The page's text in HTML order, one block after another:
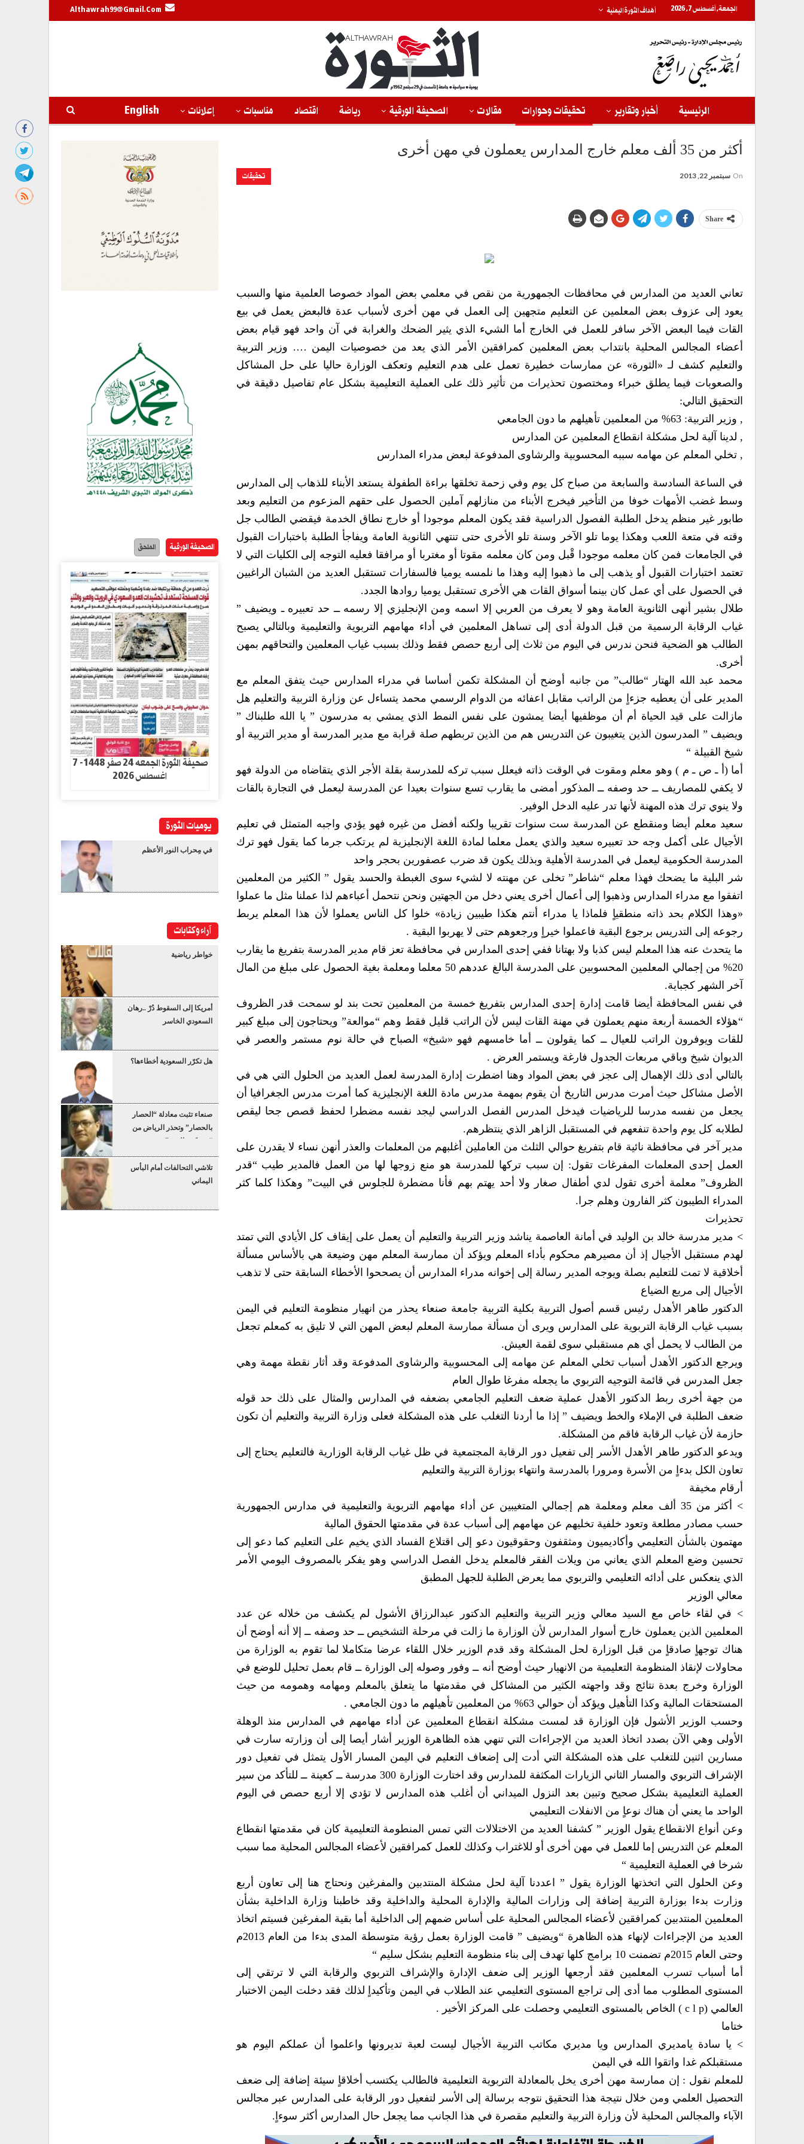
الجمعة, أغسطس 7, 2026 أهداف الثورة اليمنية Althawrah99@gmail.com
الرئيسية أخبار وتقارير تحقيقات وحوارات مقالات الصحيفة الورقية رياضة اقتصاد مناسبات إعلانات English
أكثر من 35 ألف معلم خارج المدارس يعملون في مهن أخرى
تحقيقات On سبتمبر 22, 2013
Share
تعاني العديد من المدارس في محافظات الجمهورية من نقص في معلمي بعض المواد خصوصا العلمية منها والسبب
يعود إلى عزوف بعض المعلمين عن التعليم متجهين إلى العمل في مهن أخرى لأسباب عدة فالبعض يعمل في بيع
القات فيما البعض الآخر سافر للعمل في الخارج أما الشيء الذي يثير الضحك والغرابة في آن واحد فهو قيام بعض
أعضاء المجالس المحلية بانتداب بعض المعلمين كمرافقين الأمر الذي يعد من خصوصيات اليمن …. وزير التربية
والتعليم كشف لـ «الثورة» عن ممارسات خطيرة تعمل على هدم التعليم وتعكف الوزارة حاليا على حل المشاكل
والصعوبات فيما يطلق خبراء ومختصون تحذيرات من تأثير ذلك على العملية التعليمية بشكل عام تفاصيل دقيقة في
التحقيق التالي:
, وزير التربية: 63% من المعلمين تأهيلهم ما دون الجامعي
, لدينا آلية لحل مشكلة انقطاع المعلمين عن المدارس
, تخلي المعلم عن مهامه سببه المحسوبية والرشاوى المدفوعة لبعض مدراء المدارس
في الساعة السادسة والسابعة من صباح كل يوم وفي زحمة تخلقها براءة الطفولة يستعد الأبناء للذهاب إلى المدارس
وسط غضب الأمهات خوفا من التأخير فيخرج الأبناء من منازلهم آملين الحصول على حقهم المزعوم من التعليم وبعد
طابور غير منظم يدخل الطلبة الفصول الدراسية فقد يكون المعلم موجودا أو خارج نطاق الخدمة فيقضي الطالب جل
وقته في متعة اللعب وهكذا يوما تلو الآخر وسنة تلو الأخرى حتى تنتهي الثانوية العامة ويفاجأ الطلبة باختبارات القبول
في الجامعات فمن كان معلمه موجودا قْبل ومن كان معلمه مقوتا أو مغتربا أو مرافقا فعليه التوجه إلى الكليات التي لا
تعتمد اختبارات القبول أو يذهب إلى ما ذهبوا إليه وهذا ما نلمسه يوميا فالسفارات تستقبل العديد من الشبان الراغبين
في الحصول على أي عمل كان بينما أسواق القات هي الأخرى تستقبل يوميا روادها الجدد.
طلال بشير أنهى الثانوية العامة وهو لا يعرف من العربي إلا اسمه ومن الإنجليزي إلا رسمه ــ حد تعبيره ـ ويضيف ”
غياب الرقابة الرسمية من قبل الدولة أدى إلى تساهل المعلمين في أداء مهامهم التربوية والتعليمية وبالتالي يصبح
الطالب هو الضحية فنحن ندرس في اليوم من ثلاث إلى أربع حصص فقط وذلك بسبب غياب المعلمين والتحاقهم بمهن
أخرى.
محمد عبد الله الهتار “طالب” من جانبه أوضح أن المشكلة تكمن أساسا في مدراء المدارس حيث يتفق المعلم مع
المدير على أن يعطيه جزءاٍ من الراتب مقابل اعفائه من الدوام الرسمي محمد يتساءل عن وزارة التربية والتعليم هل
مازالت على قيد الحياة أم أن موظفيها أيضا يمشون على نفس النمط الذي يمشي به مدرسون ” يا الله طلبناك ”
ويضيف ” المدرسون الذين يتغيبون عن التدريس هم من الذين تربطهم صلة قرابة مع مدير المدرسة أو مدير التربية أو
شيخ القبيلة “
أما (أ ـ ص ـ م ) وهو معلم ومقوت في الوقت ذاته فيعلل سبب تركه للمدرسة بقلة الأجر الذي يتقاضاه من الدولة فهو
لا يكفي للمصاريف ــ حد وصفه ــ المذكور أمضى ما يقارب تسع سنوات بعيدا عن المدرسة ليعمل في التجارة بالقات
ولا ينوي ترك هذه المهنة لأنها تدر عليه الدخل الوفير.
سعيد معلم أيضا ومنقطع عن المدرسة ست سنوات تقريبا ولكنه أفضل من غيره فهو يؤدي واجبه المتمثل في تعليم
الأجيال على أكمل وجه حد تعبيره سعيد والذي يعمل معلما لمادة اللغة الإنجليزية لم يرتكب جرما كما يقول فهو ترك
المدرسة الحكومية ليعمل في المدرسة الأهلية وبذلك يكون قد ضرب عصفورين بحجر واحد
شر البلية ما يضحك فهذا معلم “شاطر” تخلى عن مهنته لا لشيء سوى الغبطة والحسد يقول ” الكثير من المعلمين
اتفقوا مع مدراء المدارس وذهبوا إلى أعمال أخرى يعني دخل من الجهتين ونحن نتحمل أعباءهم لذا عملنا مثل ما عملوا
«وهذا الكلام بحد ذاته منطقياٍ فلماذا يا مدراء أنتم هكذا طيبين زيادة» خلوا كل الناس يعملوا لأن هذا المعلم يربط
رجوعه إلى التدريس برجوع البقية فاعملوا خيراٍ ورجعوهم حتى لا يهربوا البقية .
ما يتحدث عنه هذا المعلم ليس كذبا ولا بهتانا ففي إحدى المدارس في محافظة تعز قام مدير المدرسة بتفريغ ما يقارب
20% من إجمالي المعلمين المحسوبين على المدرسة البالغ عددهم 50 معلما ومعلمة بغية الحصول على مبلغ من المال
آخر الشهر كجباية.
في نفس المحافظة أيضا قامت إدارة إحدى المدارس بتفريغ خمسة من المعلمين تحت بند لو سمحت قدر الظروف
“هؤلاء الخمسة أربعة منهم يعملون في مهنة القات ليس لأن الراتب قليل فقط وهم “موالعة” ويحتاجون إلى مبلغ كبير
للقات ويوفرون الراتب للعيال ــ كما يقولون ــ أما خامسهم فهو «شيخ» الصباح في حالة نوم مستمر والعصر في
الديوان شيخ وباقي مربعات الجدول فارغة ويستمر العرض .
بالتالي أدى ذلك الإهمال إلى عجز في بعض المواد وهنا اضطرت إدارة المدرسة لعمل العديد من الحلول التي هي في
الأصل مشاكل حيث أمرت مدرس التاريخ أن يقوم بمهمة مدرس مادة اللغة الإنجليزية كما أمرت مدرس الجغرافيا أن
يجعل من نفسه مدرسا للرياضيات فيدخل المدرس الفصل الدراسي ليجد نفسه مضطرا لحفظ قصص جحا ليقص
لطلابه كل يوم واحدة تنفعهم في المستقبل الزاهر الذي ينتظرهم.
مدير آخر في محافظة نائية قام بتفريغ حوالي الثلث من العاملين أغلبهم من المعلمات والعذر أنهن نساء لا يقدرن على
العمل إحدى المعلمات المفرغات تقول: إن سبب تركها للمدرسة هو منع زوجها لها من العمل فالمدير طيب “قدر
الظروف” معلمة أخرى تقول لدي أطفال صغار ولا أحد يهتم بهم فأنا مضطرة للجلوس في البيت” وهكذا كلما كثر
المدراء الطيبون كثر الفارون وهلم جرا.
تحذيرات
> مدير مدرسة خالد بن الوليد في أمانة العاصمة يناشد وزير التربية والتعليم أن يعمل على إيقاف كل الأيادي التي تمتد
لهدم مستقبل الأجيال إذ أن مصيرهم محكوم بأداء المعلم ويؤكد أن ممارسة المعلم مهن وضيعة هي بالأساس مسألة
أخلاقية لا تمت للتعليم بصلة ويوجه المدير رسالة إلى إخوانه مدراء المدارس أن يصححوا الأخطاء السابقة حتى لا تذهب
الأجيال إلى مربع الضياع
الدكتور طاهر الأهدل رئيس قسم أصول التربية بكلية التربية جامعة صنعاء يحذر من انهيار منظومة التعليم في اليمن
بسبب غياب الرقابة التربوية على المدارس ويرى أن مسألة ممارسة المعلم لبعض المهن التي لا تليق به كمعلم تجعل
من الطالب لا يحمل أي هم مستقبلي سوى لقمة العيش.
ويرجع الدكتور الأهدل أسباب تخلي المعلم عن مهامه إلى المحسوبية والرشاوى المدفوعة وقد أثار نقطة مهمة وهي
جعل المدرس في قائمة التوجيه التربوي ما يجعله مفرغا طوال العام
من جهة أخرى ربط الدكتور الأهدل عملية ضعف التعليم الجامعي بضعفه في المدارس والمثال على ذلك حد قوله
ضعف الطلبة في الإملاء والخط ويضيف ” إذا ما أردنا التغلب على هذه المشكلة فعلى وزارة التربية والتعليم أن تكون
حازمة لأن غياب الرقابة فاقم من المشكلة.
ويدعو الدكتور طاهر الأهدل الأسر إلى تفعيل دور الرقابة المجتمعية في ظل غياب الرقابة الوزارية فالتعليم يحتاج إلى
تعاون الكل بدءاٍ من الأسرة ومرورا بالمدرسة وانتهاء بوزارة التربية والتعليم
أرقام مخيفة
> أكثر من 35 ألف معلم ومعلمة هم إجمالي المتغيبين عن أداء مهامهم التربوية والتعليمية في مدارس الجمهورية
حسب مصادر مطلعة وتعود خلفية تخليهم عن مهامهم إلى أسباب عدة في مقدمتها الحقوق المالية
مهتمون بالشأن التعليمي وأكاديميون ومثقفون وحقوقيون دعو إلى اقتلاع الفساد الذي يخيم على التعليم كما دعو إلى
تحسين وضع المعلم الذي يعاني من ويلات الفقر فالمعلم يدخل الفصل الدراسي وهو يفكر بالمصروف اليومي الأمر
الذي ينعكس على أدائه التعليمي والتربوي مما يعرض الطلبة للجهل المطبق
معالي الوزير
> في لقاء خاص مع السيد معالي وزير التربية والتعليم الدكتور عبدالرزاق الأشول لم يكشف من خلاله عن عدد
المعلمين الذين يعملون خارج أسوار المدارس لأن الوزارة ما زالت في مرحلة التشخيص ــ حد وصفه ــ إلا أنه أوضح أن
هناك توجهاٍ صادقاٍ من قبل الوزارة لحل المشكلة وقد قدم الوزير خلال اللقاء عرضا متكاملا لما تقوم به الوزارة من
محاولات لإنقاذ المنظومة التعليمية من الانهيار حيث أوضح أنه ــ وفور وصوله إلى الوزارة ــ قام بعمل تحليل للوضع في
الوزارة وخرج بعدة نتائج وقد واجهته الكثير من المشاكل في مقدمتها ما يتعلق بالمعلم ومهامه وهمومه من حيث
المستحقات المالية وكذا التأهيل ويؤكد أن حوالي 63% من المعلمين تأهيلهم ما دون الجامعي .
وحسب الوزير الأشول فإن الوزارة قد لمست مشكلة انقطاع المعلمين عن أداء مهامهم في المدارس منذ الوهلة
الأولى وهي الآن بصدد اتخاذ العديد من الإجراءات التي تنهي هذه الظاهرة الوزير أشار أيصا إلى أن وزارته سارت في
مسارين اثنين للتغلب على هذه المشكلة التي أدت إلى إضعاف التعليم في اليمن المسار الأول يتمثل في تفعيل دور
الإشراف التربوي والمسار الثاني الزيارات المكثفة للمدارس وقد اختارت الوزارة 300 مدرسة ــ كعينة ــ للتأكد من سير
العملية التعليمية بشكل صحيح وتبين بعد النزول الميداني أن أغلب هذه المدارس لا تؤدي إلا أربع حصص في اليوم
الواحد ما يعني أن هناك نوعاٍ من الانفلات التعليمي
وعن أنواع الانقطاع يقول الوزير ” كشفنا العديد من الاختلالات التي تمس المنطومة التعليمية كان في مقدمتها انقطاع
المعلم عن التدريس إما للعمل في مهن أخرى أو للاغتراب وكذلك للعمل كمرافقين لأعضاء المجالس المحلية مما سبب
شرخا في العملية التعليمية “
وعن الحلول التي اتخذتها الوزارة يقول ” اعددنا آلية لحل مشكلة المنتدبين والمفرغين ونحتاج هنا إلى تعاون أربع
وزارت بدءا بوزارة التربية إضافة إلى وزارات المالية والإدارة المحلية والداخلية وقد خاطبنا وزارة الداخلية بشأن
المعلمين المنتدبين كمرافقين لأعضاء المجالس المحلية على أساس ضمهم إلى الداخلية أما بقية المفرغين فسيتم اتخاذ
العديد من الإجراءات لإنهاء هذه الظاهرة “ويضيف ” قامت الوزارة بعمل رؤية متوسطة المدى بدءا من العام 2013م
وحتى العام 2015م تضمنت 10 برامج كلها تهدف إلى بناء منظومة التعليم بشكل سليم “
أما أسباب تسرب المعلمين فقد أرجعها الوزير إلى ضعف الإدارة والإشراف التربوي والرقابة التي لا ترتقي إلى
المستوى المطلوب مما أدى إلى تراجع المستوى التعليمي عند الطلاب في اليمن وتأكيداٍ لذلك فقد دخلت اليمن الاختبار
العالمي (c l p ) الخاص بالمستوى التعليمي وحصلت على المركز الأخير .
ختاما
> يا سادة يامديري المدارس ويا مديري مكاتب التربية الأجيال ليست لعبة تديرونها واعلموا أن عملكم اليوم هو
مستقبلكم غدا واتقوا الله في اليمن
للمعلم نقول : إن ممارسة مهن أخرى يخل بالمعادلة التربوية التعليمية فالطالب يكتسب أخلاقاٍ سيئة إضافة إلى ضعف
التحصيل العلمي ومن خلال نتيجة هذا التحقيق نتوجه برسالة إلى الأسر لتفعيل دور الرقابة على المدارس عبر مجالس
الآباء والمجالس المحلية لأن وزارة التربية والتعليم مقصرة في هذا الجانب مما يجعل حال المدارس أكثر سوءاٍ.
الصحيفة الورقية الملحق
صحيفة الثورة الجمعه 24 صفر 1448- 7
اغسطس 2026
يوميات الثورة
في مِحراب النور الأعظم
آراء وكتابات
خواطر رياضية
أمريكا إلى السقوط دُرْ ..رهان
السعودي الخاسر
هل تكرّر السعودية أخطاءها؟
صنعاء تثبت معادلة “الحصار
بالحصار” وتحذر الرياض من
“عسكرة البحر”
تلاشي التحالفات أمام البأس
اليماني